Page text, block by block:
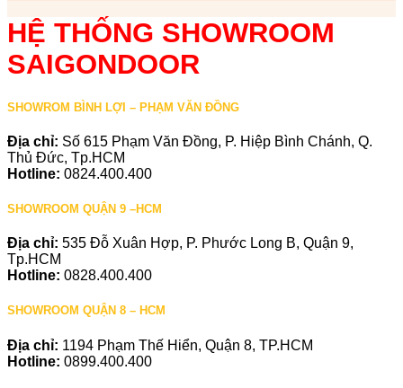
HỆ THỐNG SHOWROOM
SAIGONDOOR
SHOWROM BÌNH LỢI – PHẠM VĂN ĐỒNG
Địa chỉ: Số 615 Phạm Văn Đồng, P. Hiệp Bình Chánh, Q.
Thủ Đức, Tp.HCM
Hotline: 0824.400.400
SHOWROOM QUẬN 9 –HCM
Địa chỉ: 535 Đỗ Xuân Hợp, P. Phước Long B, Quận 9,
Tp.HCM
Hotline: 0828.400.400
SHOWROOM QUẬN 8 – HCM
Địa chỉ: 1194 Phạm Thế Hiển, Quận 8, TP.HCM
Hotline: 0899.400.400